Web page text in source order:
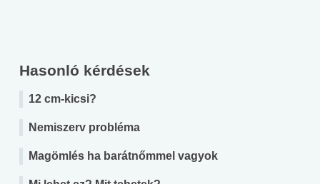
Hasonló kérdések
12 cm-kicsi?
Nemiszerv probléma
Magömlés ha barátnőmmel vagyok